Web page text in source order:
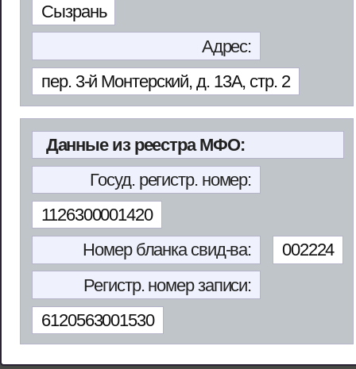
Сызрань
Адрес:
пер. 3-й Монтерский, д. 13А, стр. 2
Данные из реестра МФО:
Госуд. регистр. номер:
1126300001420
Номер бланка свид-ва:
002224
Регистр. номер записи:
6120563001530